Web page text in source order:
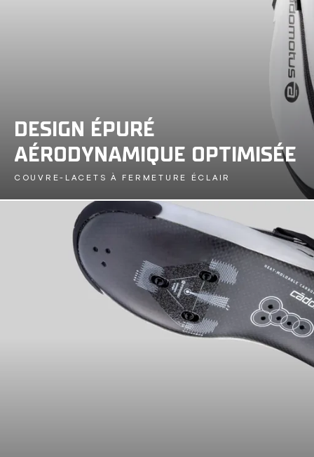
DESIGN ÉPURÉ
AÉRODYNAMIQUE OPTIMISÉE
COUVRE-LACETS À FERMETURE ÉCLAIR